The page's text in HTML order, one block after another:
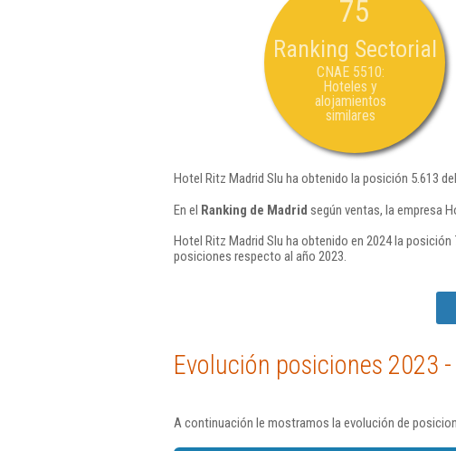
75
Ranking Sectorial
CNAE 5510:
Hoteles y
alojamientos
similares
Hotel Ritz Madrid Slu ha obtenido la posición 5.613 del
En el Ranking de Madrid según ventas, la empresa
Hotel Ritz Madrid Slu ha obtenido en 2024 la posición
posiciones respecto al año 2023.
Evolución posiciones 2023
A continuación le mostramos la evolución de